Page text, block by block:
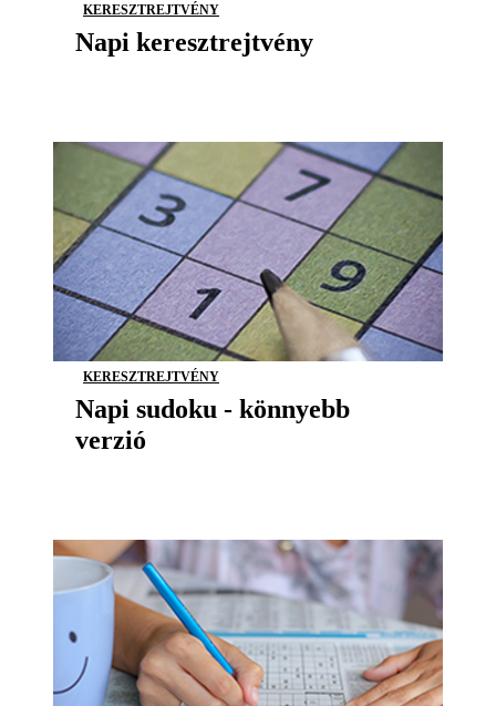
KERESZTREJTVÉNY
Napi keresztrejtvény
KERESZTREJTVÉNY
Napi sudoku - könnyebb
verzió